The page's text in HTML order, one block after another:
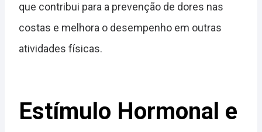
que contribui para a prevenção de dores nas
costas e melhora o desempenho em outras
atividades físicas.
Estímulo Hormonal e